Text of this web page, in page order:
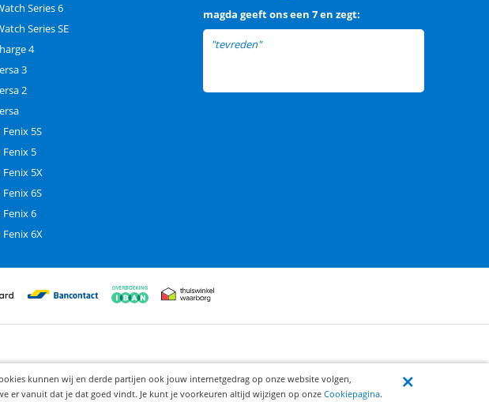
Series 6
Series SE
4
3
2
5S
5
5X
6S
6
6X
magda geeft ons een 7 en zegt:
"tevreden"
beoordelingen
B.V.
kunnen wij en derde partijen ook jouw internetgedrag op onze website volgen,
er vanuit dat je dat goed vindt. Je kunt je voorkeuren altijd wijzigen op onze Cookiepagina.